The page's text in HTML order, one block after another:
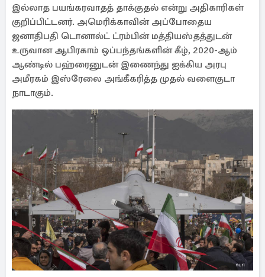
இல்லாத பயங்கரவாதத் தாக்குதல் என்று அதிகாரிகள்
குறிப்பிட்டனர். அமெரிக்காவின் அப்போதைய
ஜனாதிபதி டொனால்ட் ட்ரம்பின் மத்தியஸ்தத்துடன்
உருவான ஆபிரகாம் ஒப்பந்தங்களின் கீழ், 2020-ஆம்
ஆண்டில் பஹ்ரைனுடன் இணைந்து ஐக்கிய அரபு
அமீரகம் இஸ்ரேலை அங்கீகரித்த முதல் வளைகுடா
நாடாகும்.